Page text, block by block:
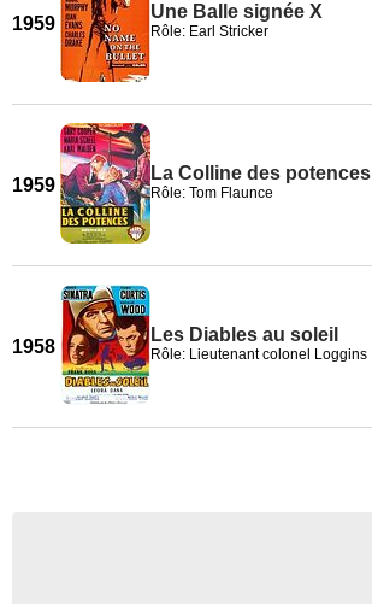
1959
Une Balle signée X
Rôle: Earl Stricker
1959
La Colline des potences
Rôle: Tom Flaunce
1958
Les Diables au soleil
Rôle: Lieutenant colonel Loggins